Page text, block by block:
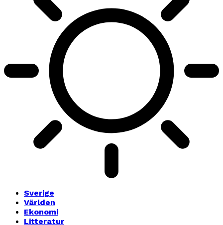
Sverige
Världen
Ekonomi
Litteratur